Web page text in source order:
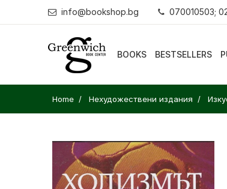
info@bookshop.bg 070010503;
BOOKS BESTSELLERS
Home Нехудожествени издания